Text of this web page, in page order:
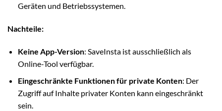
Geräten und Betriebssystemen.
Nachteile:
Keine App-Version: SaveInsta ist ausschließlich als
Online-Tool verfügbar.
Eingeschränkte Funktionen für private Konten: Der
Zugriff auf Inhalte privater Konten kann eingeschränkt
sein.